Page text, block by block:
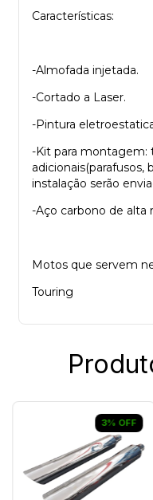
Características:
-Almofada injetada.
-Cortado a Laser.
-Pintura
-Kit para montagem:
adicionais(parafusos,
instalação serão
-Aço carbono de alta
Motos que servem
Touring
3% OFF